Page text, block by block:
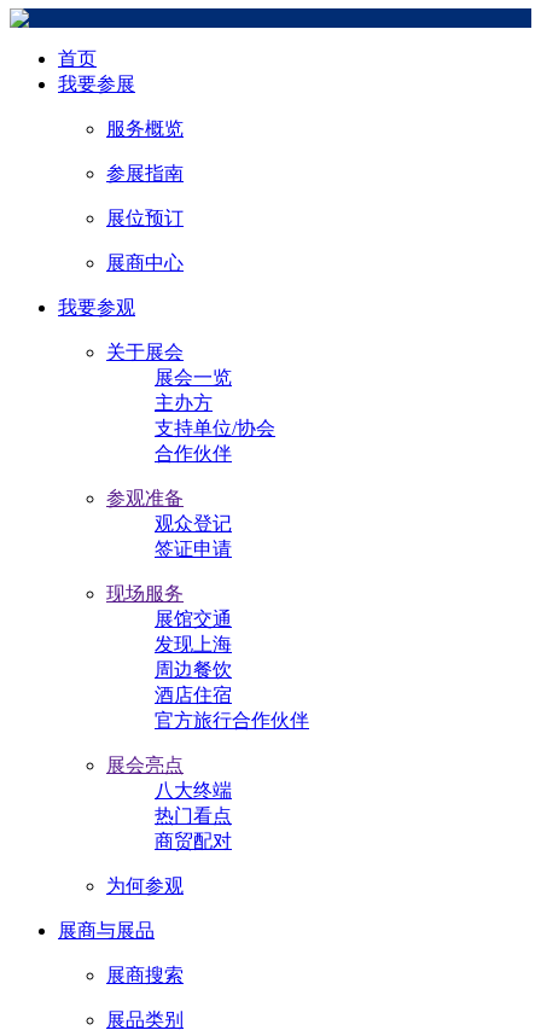
首页
我要参展
服务概览
参展指南
展位预订
展商中心
我要参观
关于展会
展会一览
主办方
支持单位/协会
合作伙伴
参观准备
观众登记
签证申请
现场服务
展馆交通
发现上海
周边餐饮
酒店住宿
官方旅行合作伙伴
展会亮点
八大终端
热门看点
商贸配对
为何参观
展商与展品
展商搜索
展品类别